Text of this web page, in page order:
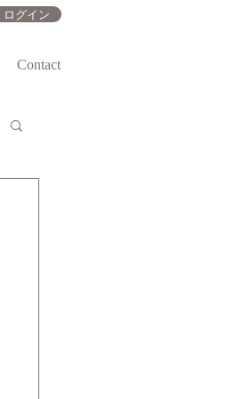
グイン
Contact